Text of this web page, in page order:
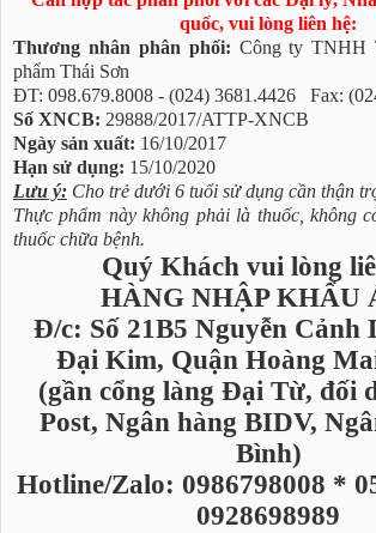
quốc, vui lòng liên hệ:
Thương nhân phân phối: Công ty TNHH
phẩm Thái Sơn
ĐT: 098.679.8008 - (024) 3681.4426 Fax:
Số XNCB: 29888/2017/ATTP-XNCB
Ngày sản xuất: 16/10/2017
Hạn sử dụng: 15/10/2020
Lưu ý: Cho trẻ dưới 6 tuổi sử dụng cần thận
Thực phẩm này không phải là thuốc, không
thuốc chữa bệnh.
Quý Khách vui lòng
HÀNG NHẬP KHẨU
Đ/c: Số 21B5 Nguyễn Cảnh
Đại Kim, Quận Hoàng
(gần cổng làng Đại Từ, đối
Post, Ngân hàng BIDV,
Bình)
Hotline/Zalo: 0986798008 *
0928698989